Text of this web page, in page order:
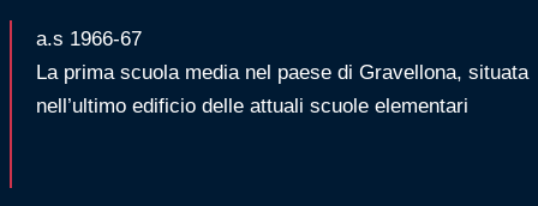
a.s 1966-67
La prima scuola media nel paese di Gravellona, situata
nell’ultimo edificio delle attuali scuole elementari